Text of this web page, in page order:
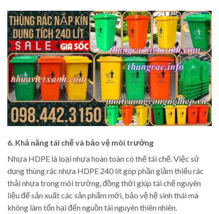
6. Khả năng tái chế và bảo vệ môi trường
Nhựa HDPE là loại nhựa hoàn toàn có thể tái chế. Việc sử
dụng thùng rác nhựa HDPE 240 lít góp phần giảm thiểu rác
thải nhựa trong môi trường, đồng thời giúp tái chế nguyên
liệu để sản xuất các sản phẩm mới, bảo vệ hệ sinh thái mà
không làm tổn hại đến nguồn tài nguyên thiên nhiên.